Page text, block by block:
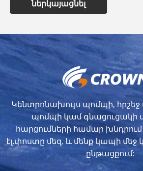
ներկայացնել
Կենտրոնախույս պոմպի, հրշեջ
պոմպի կամ գնացուցակի
հարցումների համար խնդրում
էլ.փոստը մեզ, և մենք կապի մեջ
ընթացքում: